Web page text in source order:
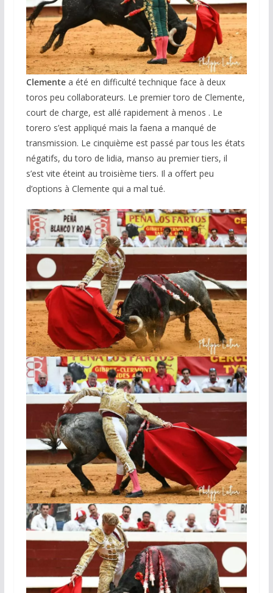
Clemente a été en difficulté technique face à deux
toros peu collaborateurs. Le premier toro de Clemente,
court de charge, est allé rapidement à menos . Le
torero s’est appliqué mais la faena a manqué de
transmission. Le cinquième est passé par tous les états
négatifs, du toro de lidia, manso au premier tiers, il
s’est vite éteint au troisième tiers. Il a offert peu
d’options à Clemente qui a mal tué.